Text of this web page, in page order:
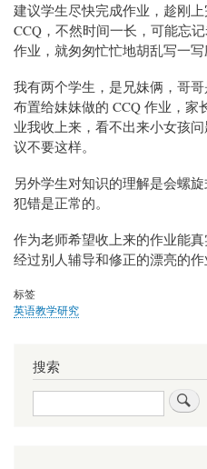
建议学生尽快完成作业，趁刚
CCQ，不然时间一长，可能忘
作业，就匆匆忙忙地胡乱写一写
我有两个学生，是兄妹俩，哥
布置给妹妹做的 CCQ 作业，
业我收上来，看不出来小女孩
议不要这样。
另外学生对知识的理解是会螺
犯错是正常的。
作为老师希望收上来的作业能
经过别人辅导和修正的漂亮的作
标签
英语教学研究
搜索
搜
索